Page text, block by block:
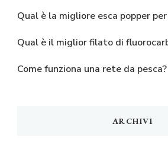
Qual è la migliore esca popper
Qual è il miglior filato di
Come funziona una rete da pesca?
ARCHIVI